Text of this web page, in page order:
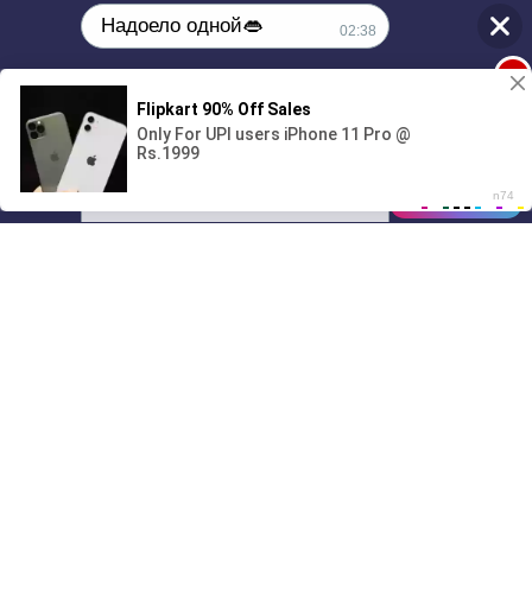
01/07
00:00
Надоело одной👄 02:38
🔞Может, изменим это?💦
02:38
1